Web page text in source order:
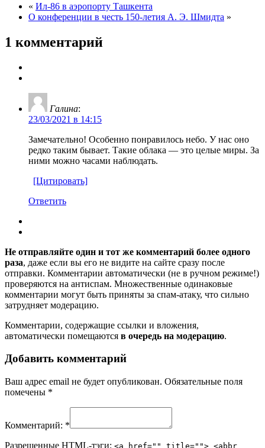
« Ил-86 в аэропорту Ташкента
О конференции в честь 150-летия А. Э. Шмидта »
1 комментарий
Галина:
23/03/2021 в 14:15
Замечательно! Особенно понравилось небо. У нас оно
редко таким бывает. Такие облака — это целые миры. За
ними можно часами наблюдать.
[Цитировать]
Ответить
Не отправляйте один и тот же комментарий более одного
раза, даже если вы его не видите на сайте сразу после
отправки. Комментарии автоматически (не в ручном режиме!)
проверяются на антиспам. Множественные одинаковые
комментарии могут быть приняты за спам-атаку, что сильно
затрудняет модерацию.
Комментарии, содержащие ссылки и вложения,
автоматически помещаются в очередь на модерацию.
Добавить комментарий
Ваш адрес email не будет опубликован. Обязательные поля
помечены *
Комментарий: *
Разрешенные HTML-тэги: <a href="" title=""> <abbr